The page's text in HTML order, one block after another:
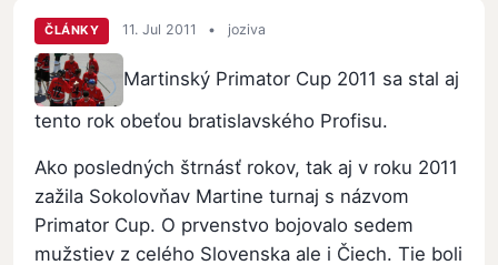
ČLÁNKY 11. Jul 2011 • joziva
Martinský Primator Cup 2011 sa stal aj
tento rok obeťou bratislavského Profisu.
Ako posledných štrnásť rokov, tak aj v roku 2011
zažila Sokolovňav Martine turnaj s názvom
Primator Cup. O prvenstvo bojovalo sedem
mužstiev z celého Slovenska ale i Čiech. Tie boli